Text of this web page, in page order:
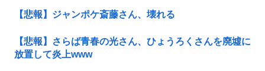
【悲報】ジャンポケ斎藤さん、壊れる
【悲報】さらば青春の光さん、ひょうろくさんを廃墟に
放置して炎上www